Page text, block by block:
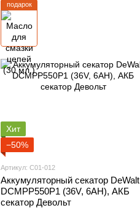
подарок
Хит
−50%
Артикул: С01-012
Аккумуляторный секатор DeWalt
DCMPP550P1 (36V, 6AH), АКБ
секатор Девольт